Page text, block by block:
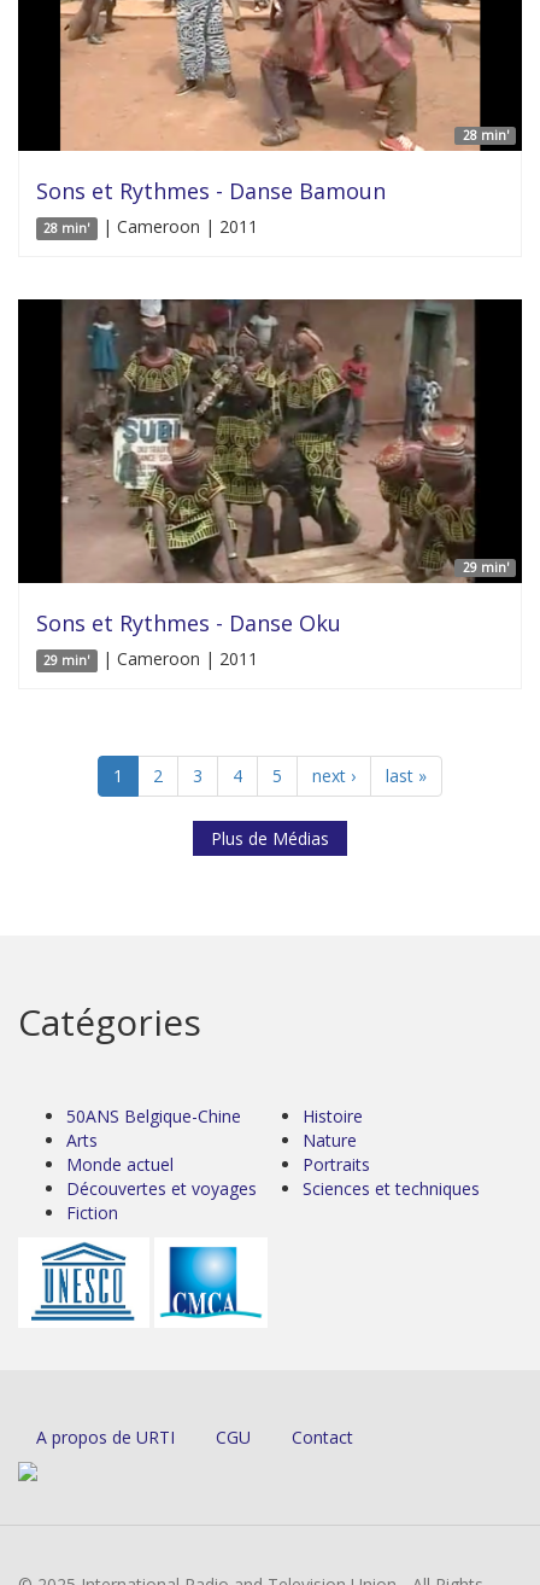
28 min'
Sons et Rythmes - Danse Bamoun
28 min' | Cameroon | 2011
29 min'
Sons et Rythmes - Danse Oku
29 min' | Cameroon | 2011
1 2 3 4 5 next › last »
Plus de Médias
Catégories
50ANS Belgique-Chine
Arts
Monde actuel
Découvertes et voyages
Fiction
Histoire
Nature
Portraits
Sciences et techniques
A propos de URTI CGU Contact